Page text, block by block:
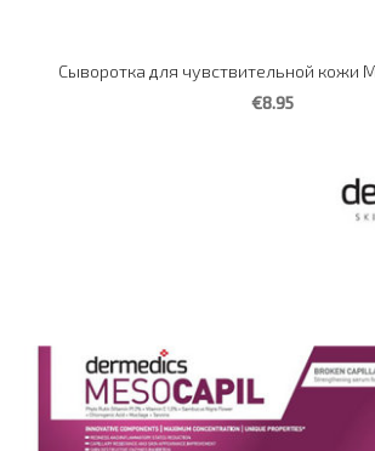
Сыворотка для чувствительной кожи
€8.95